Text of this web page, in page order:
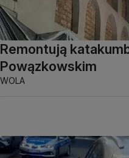
Remontują
Powązkowskim
WOLA